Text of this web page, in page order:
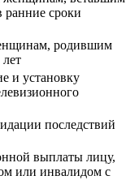
ранние сроки
родившим
и установку
последствий
выплаты лицу,
или инвалидом с